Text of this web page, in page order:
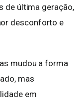
de última geração,
desconforto e
mudou a forma
mas
em